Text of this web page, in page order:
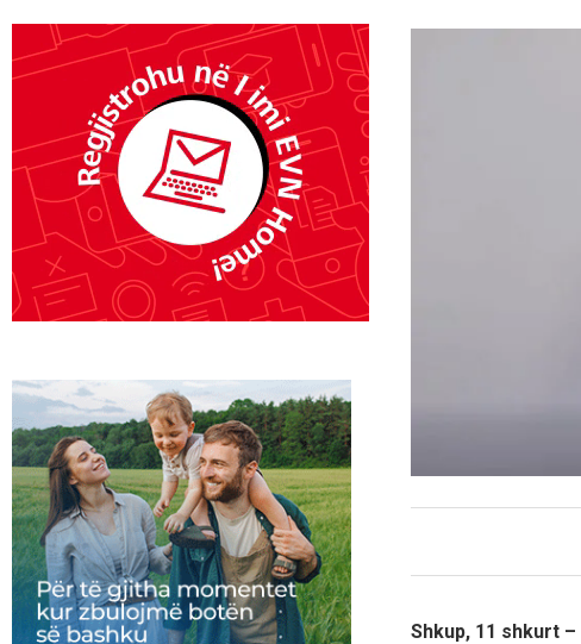
Shkup, 11 shkurt –